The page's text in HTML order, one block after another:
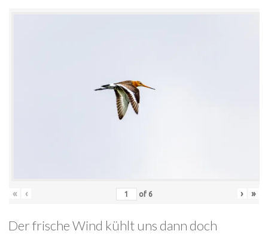
« ‹ of 6 › »
Der frische Wind kühlt uns dann doch